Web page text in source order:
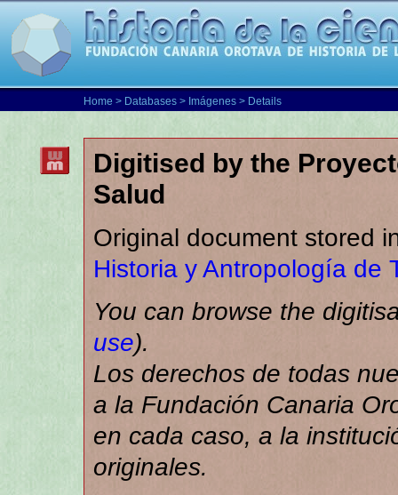
Home > Databases > Imágenes > Details
Digitised by the
Salud
Original document stored
Historia y Antropología de
You can browse the
use).
Los derechos de todas
a la Fundación Canaria
en cada caso, a la
originales.